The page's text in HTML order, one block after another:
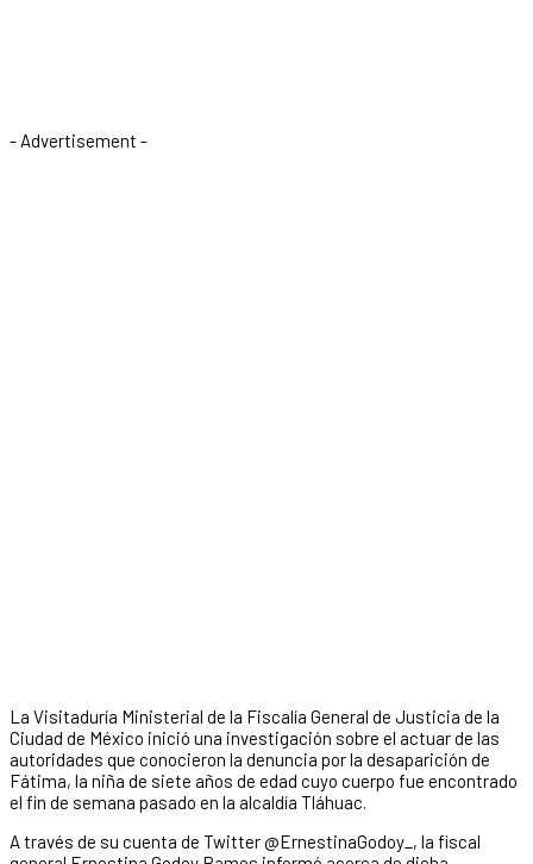
- Advertisement -
La Visitaduría Ministerial de la Fiscalía General de Justicia de la
Ciudad de México inició una investigación sobre el actuar de las
autoridades que conocieron la denuncia por la desaparición de
Fátima, la niña de siete años de edad cuyo cuerpo fue encontrado
el fin de semana pasado en la alcaldía Tláhuac.
A través de su cuenta de Twitter @ErnestinaGodoy_, la fiscal